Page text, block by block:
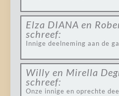
Elza DIANA en
schreef:
Innige deelneming aan de
Willy en Mirella
schreef:
Onze innige en oprechte